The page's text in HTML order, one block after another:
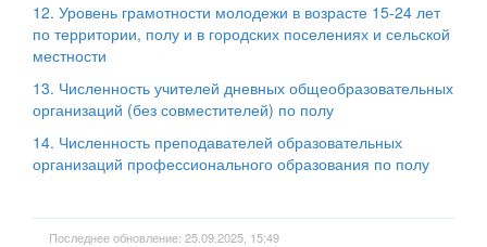
12. Уровень грамотности молодежи в возрасте 15-24 лет
по территории, полу и в городских поселениях и сельской
местности
13. Численность учителей дневных общеобразовательных
организаций (без совместителей) по полу
14. Численность преподавателей образовательных
организаций профессионального образования по полу
Последнее обновление: 25.09.2025, 15:49